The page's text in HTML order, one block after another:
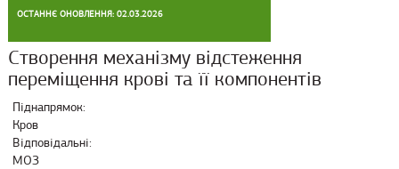
ОСТАННЄ ОНОВЛЕННЯ: 02.03.2026
Створення механізму відстеження
переміщення крові та її компонентів
Піднапрямок:
Кров
Відповідальні:
МОЗ